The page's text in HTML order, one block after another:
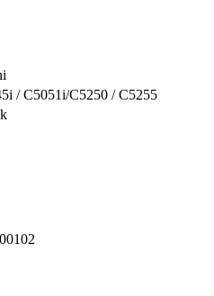
/ C5051i/C5250 / C5255